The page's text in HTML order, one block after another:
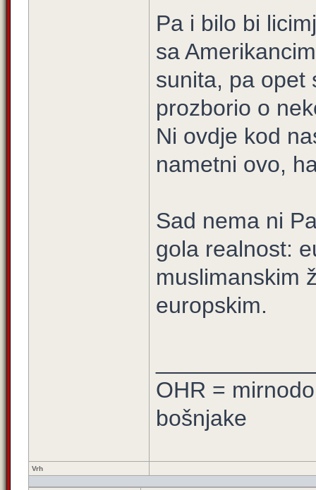
Pa i bilo bi
sa
sunita, pa opet
prozborio o
Ni ovdje kod
nametni ovo,
Sad nema ni
gola realnost:
muslimanskim
europskim.
OHR =
bošnjake
Vrh